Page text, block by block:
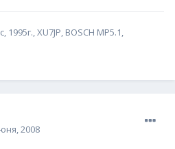
XU7JP, ВОSCH MP5.1,
2008